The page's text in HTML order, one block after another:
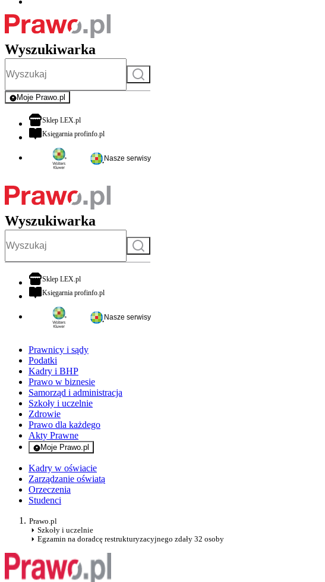
Wyszukiwarka
Szukaj
Moje Prawo.pl
- rejestracja i logowanie do serwisu
Sklep LEX.plotwiera się w nowej karcie
Księgarnia profinfo.plotwiera się w nowej karcie
Nasze serwisy
Wyszukiwarka
Szukaj
Sklep LEX.plotwiera się w nowej karcie
Księgarnia profinfo.plotwiera się w nowej karcie
Nasze serwisy
Prawnicy i sądy
Podatki
Kadry i BHP
Prawo w biznesie
Samorząd i administracja
Szkoły i uczelnie
Zdrowie
Prawo dla każdego
Akty Prawne
Moje Prawo.pl
- rejestracja i logowanie do serwisu
Kadry w oświacie
Zarządzanie oświatą
Orzeczenia
Studenci
Prawo.pl
Szkoły i uczelnie
Egzamin na doradcę restrukturyzacyjnego zdały 32 osoby